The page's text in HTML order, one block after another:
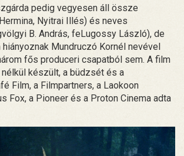
pedig vegyesen áll össze
Nyitrai Illés) és neves
B. András, feLugossy László), de
Mundruczó Kornél nevével
fős produceri csapatból sem. A film
készült, a büdzsét és a
Film, a Filmpartners, a Laokoon
Fox, a Pioneer és a Proton Cinema adta